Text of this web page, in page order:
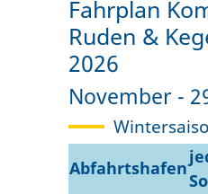
Fahrplan
Ruden &
2026
November -
Abfahrtshafen
So